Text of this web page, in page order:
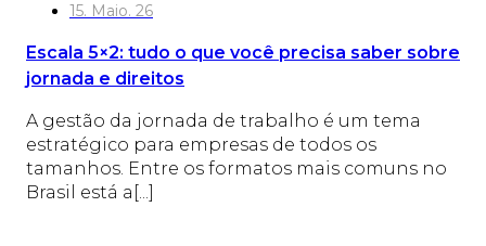
15. Maio. 26
Escala 5×2: tudo o que você precisa saber sobre
jornada e direitos
A gestão da jornada de trabalho é um tema
estratégico para empresas de todos os
tamanhos. Entre os formatos mais comuns no
Brasil está a[...]